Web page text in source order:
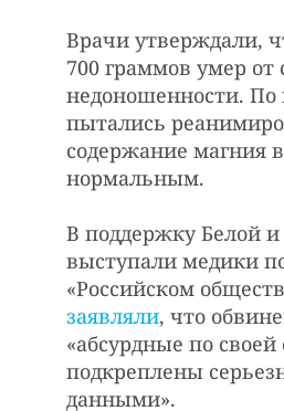
Врачи утверждали,
700 граммов умер от
недоношенности. По
пытались
содержание магния
нормальным.
В поддержку Белой
выступали медики
«Российском
заявляли, что
«абсурдные по своей
подкреплены
данными».